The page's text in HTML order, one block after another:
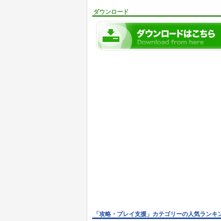
ダウンロード
「攻略・プレイ支援」カテゴリーの人気ランキ